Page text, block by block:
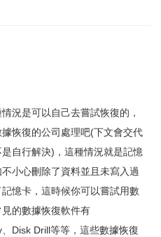
況是可以自己去嘗試恢復的，
恢復的公司處理吧(下文會交代
自行解決)，這種情況就是記憶
小心刪除了資料並且未寫入過
憶卡，這時候你可以嘗試用數
的數據恢復軟件有
Disk Drill等等，這些數據恢復